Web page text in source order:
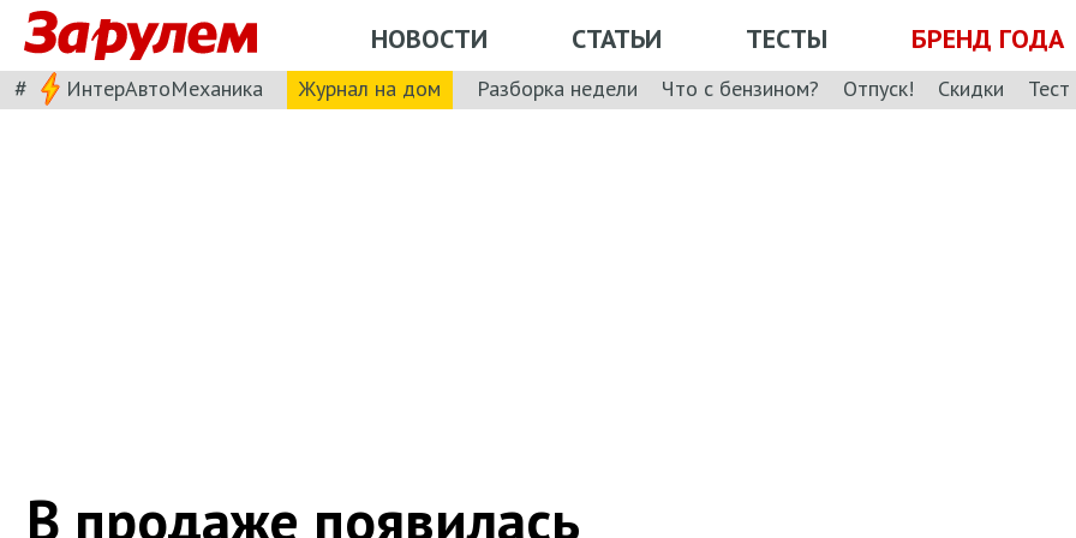
НОВОСТИ СТАТЬИ ТЕСТЫ БРЕНД ГОДА
# ИнтерАвтоМеханика Журнал на дом Разборка недели Что с бензином? Отпуск! Скидки
В продаже появилась